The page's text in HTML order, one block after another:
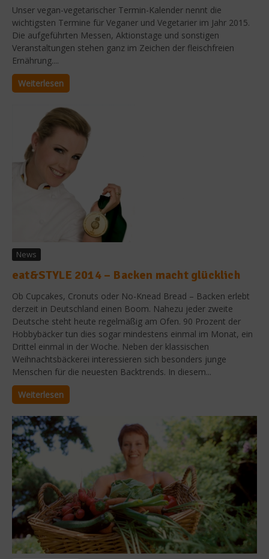
Unser vegan-vegetarischer Termin-Kalender nennt die
wichtigsten Termine für Veganer und Vegetarier im Jahr 2015.
Die aufgeführten Messen, Aktionstage und sonstigen
Veranstaltungen stehen ganz im Zeichen der fleischfreien
Ernährung....
Weiterlesen
News
eat&STYLE 2014 – Backen macht glücklich
Ob Cupcakes, Cronuts oder No-Knead Bread – Backen erlebt
derzeit in Deutschland einen Boom. Nahezu jeder zweite
Deutsche steht heute regelmäßig am Ofen. 90 Prozent der
Hobbybäcker tun dies sogar mindestens einmal im Monat, ein
Drittel einmal in der Woche. Neben der klassischen
Weihnachtsbäckerei interessieren sich besonders junge
Menschen für die neuesten Backtrends. In diesem...
Weiterlesen